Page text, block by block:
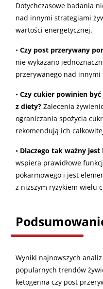
Dotychczasowe badania
nad innymi strategiami
wartości energetycznej.
• Czy post przerywany
nie wykazano
przerywanego nad innymi
• Czy cukier powinien
z diety? Zalecenia
ograniczania spożycia
rekomendują ich
• Dlaczego tak ważny jest
wspiera prawidłowe
pokarmowego i jest
z niższym ryzykiem wielu
Wyniki najnowszych
popularnych trendów
ketogenna czy post